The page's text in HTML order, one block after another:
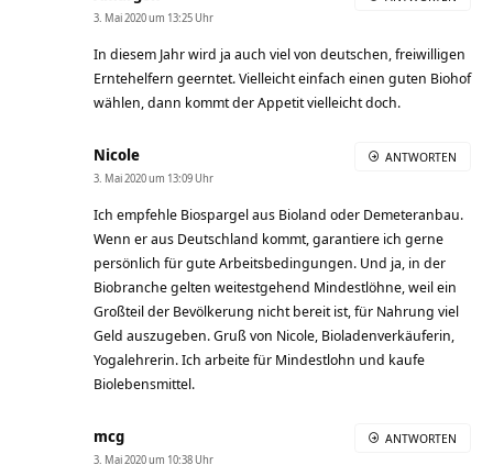
3. Mai 2020 um 13:25 Uhr
In diesem Jahr wird ja auch viel von deutschen, freiwilligen
Erntehelfern geerntet. Vielleicht einfach einen guten Biohof
wählen, dann kommt der Appetit vielleicht doch.
Nicole
3. Mai 2020 um 13:09 Uhr
Ich empfehle Biospargel aus Bioland oder Demeteranbau.
Wenn er aus Deutschland kommt, garantiere ich gerne
persönlich für gute Arbeitsbedingungen. Und ja, in der
Biobranche gelten weitestgehend Mindestlöhne, weil ein
Großteil der Bevölkerung nicht bereit ist, für Nahrung viel
Geld auszugeben. Gruß von Nicole, Bioladenverkäuferin,
Yogalehrerin. Ich arbeite für Mindestlohn und kaufe
Biolebensmittel.
ANTWORTEN
mcg
3. Mai 2020 um 10:38 Uhr
ANTWORTEN